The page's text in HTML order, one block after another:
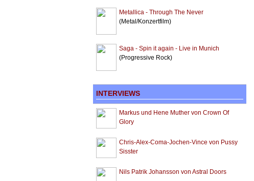
Metallica - Through The Never
(Metal/Konzertfilm)
Saga - Spin it again - Live in Munich
(Progressive Rock)
INTERVIEWS
Markus und Hene Muther von Crown Of
Glory
Chris-Alex-Coma-Jochen-Vince von Pussy
Sisster
Nils Patrik Johansson von Astral Doors